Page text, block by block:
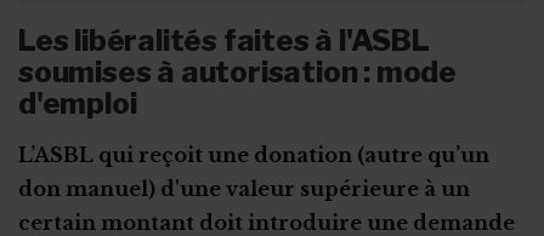
Base imposable et valeur vénale
Obligations des ASBL
Demande d’agrément
Les libéralités faites à l'ASBL
soumises à autorisation : mode
d'emploi
L’ASBL qui reçoit une donation (autre qu’un
don manuel) d'une valeur supérieure à un
certain montant doit introduire une demande